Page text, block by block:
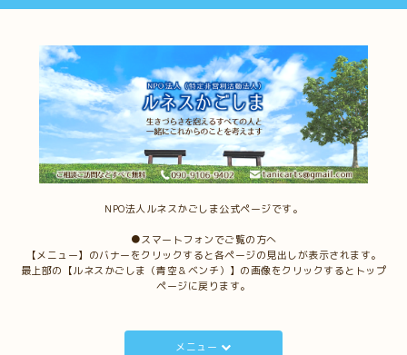
NPO法人ルネスかごしま公式ページです。
●スマートフォンでご覧の方へ
【メニュー】のバナーをクリックすると各ページの見出しが表示されます。
最上部の【ルネスかごしま（青空＆ベンチ）】の画像をクリックするとトップ
ページに戻ります。
メニュー